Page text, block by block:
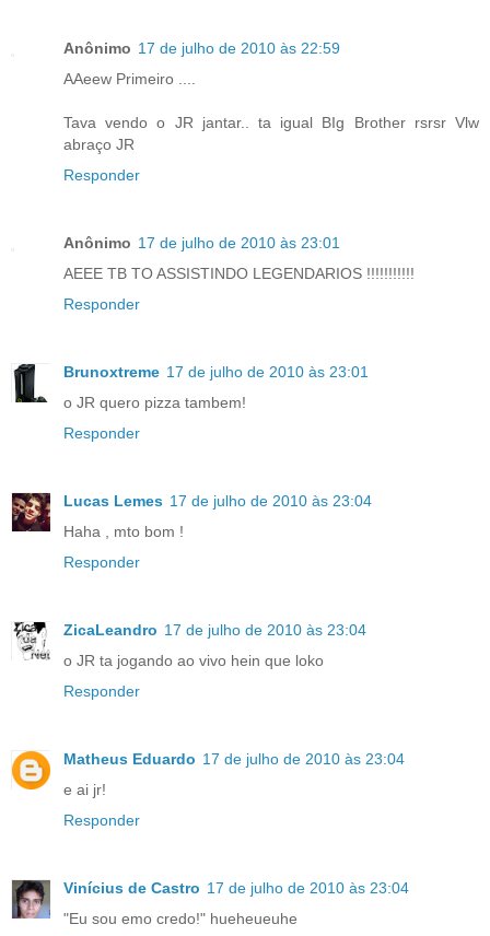
Anônimo 17 de julho de 2010 às 22:59
AAeew Primeiro ....
Tava vendo o JR jantar.. ta igual BIg Brother rsrsr Vlw
abraço JR
Responder
Anônimo 17 de julho de 2010 às 23:01
AEEE TB TO ASSISTINDO LEGENDARIOS !!!!!!!!!!!
Responder
Brunoxtreme 17 de julho de 2010 às 23:01
o JR quero pizza tambem!
Responder
Lucas Lemes 17 de julho de 2010 às 23:04
Haha , mto bom !
Responder
ZicaLeandro 17 de julho de 2010 às 23:04
o JR ta jogando ao vivo hein que loko
Responder
Matheus Eduardo 17 de julho de 2010 às 23:04
e ai jr!
Responder
Vinícius de Castro 17 de julho de 2010 às 23:04
"Eu sou emo credo!" hueheueuhe